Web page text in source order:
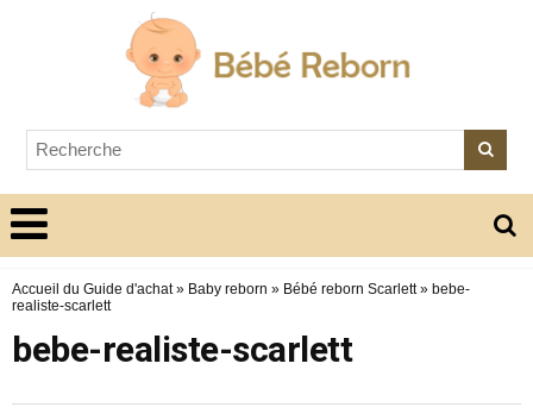
Accueil du Guide d'achat» Baby reborn » Bébé reborn Scarlett» bebe-
realiste-scarlett
bebe-realiste-scarlett